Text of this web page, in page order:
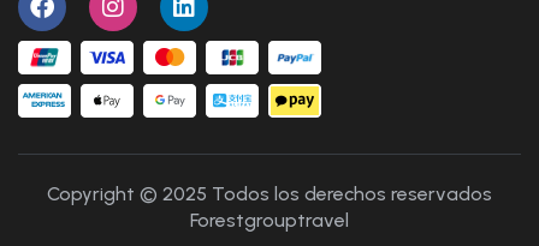
Copyright © 2025 Todos los derechos reservados
Forestgrouptravel